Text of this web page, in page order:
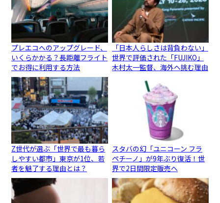
プレエコへのアップグレード、
いくらかかる？長距離フライト
でお得に利用する方法
「日本人らしさは背負わない」
世界で評価された「FUJIKO」
木村太一監督、海外へ挑む理由
Z世代が選ぶ「世界で最も暮ら
しやすい都市」東京が1位、若
者を魅了する理由とは？
スタバの幻「ユニコーン フラ
ペチーノ」が9年ぶり復活！世
界で2日間限定販売へ